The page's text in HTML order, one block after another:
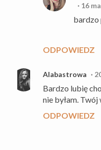
ODPOWIEDZ
16
bardzo
Alabastrowa
Bardzo lubię
nie byłam. Twój
ODPOWIEDZ